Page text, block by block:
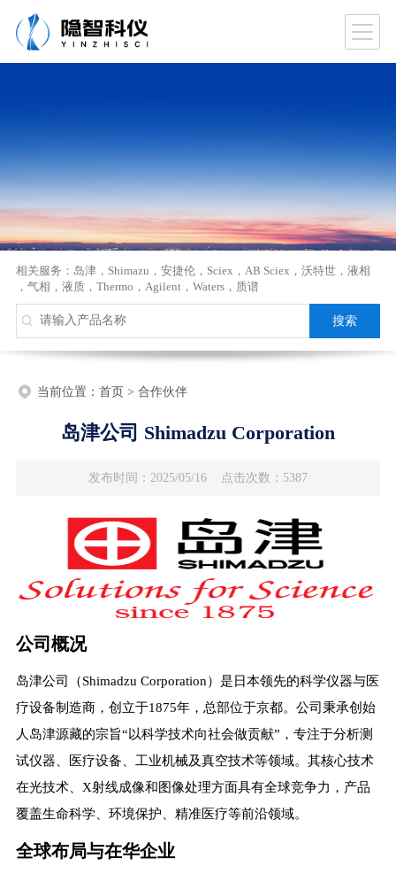
相关服务： 岛津， Shimazu ， 安捷伦， Sciex ， AB Sciex ， 沃特世， 液相
， 气相 ， 液质， Thermo ， Agilent ， Waters， 质谱
当前位置： 首页> 合作伙伴
岛津公司 Shimadzu Corporation
发布时间：2025/05/16 点击次数：5387
公司概况
岛津公司（Shimadzu Corporation）是日本领先的科学仪器与医
疗设备制造商，创立于1875年，总部位于京都。公司秉承创始
人岛津源藏的宗旨“以科学技术向社会做贡献”，专注于分析测
试仪器、医疗设备、工业机械及真空技术等领域。其核心技术
在光技术、X射线成像和图像处理方面具有全球竞争力，产品
覆盖生命科学、环境保护、精准医疗等前沿领域。
全球布局与在华企业